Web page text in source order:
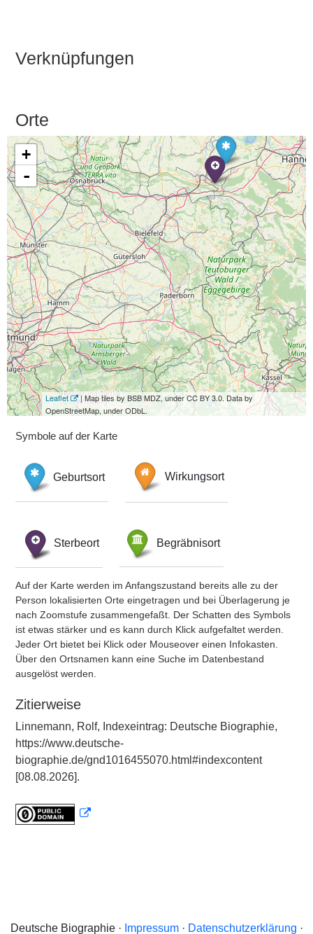
Verknüpfungen
Orte
+
-
Leaflet
| Map tiles by BSB MDZ, under CC BY 3.0. Data by
OpenStreetMap, under ODbL.
Symbole auf der Karte
Geburtsort Wirkungsort
Sterbeort Begräbnisort
Auf der Karte werden im Anfangszustand bereits alle zu der
Person lokalisierten Orte eingetragen und bei Überlagerung je
nach Zoomstufe zusammengefaßt. Der Schatten des Symbols
ist etwas stärker und es kann durch Klick aufgefaltet werden.
Jeder Ort bietet bei Klick oder Mouseover einen Infokasten.
Über den Ortsnamen kann eine Suche im Datenbestand
ausgelöst werden.
Zitierweise
Linnemann, Rolf, Indexeintrag: Deutsche Biographie,
https://www.deutsche-
biographie.de/gnd1016455070.html#indexcontent
[08.08.2026].
Deutsche Biographie · Impressum· Datenschutzerklärung ·